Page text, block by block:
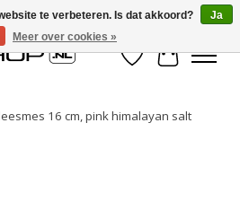
Verlanglijst
16 cm, pink himalayan salt
slideshow Items
te verbeteren. Is dat akkoord?
Ja
Meer over cookies »